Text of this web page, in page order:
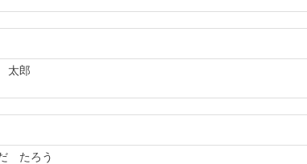
太郎
たろう